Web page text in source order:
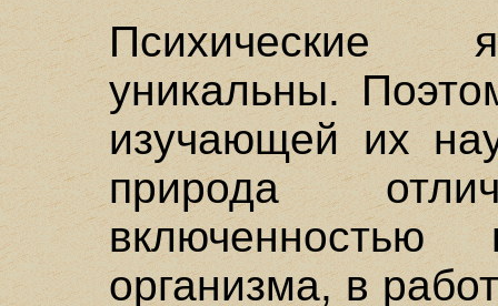
Психические
уникальны.
изучающей их
природа
включенностью
организма, в